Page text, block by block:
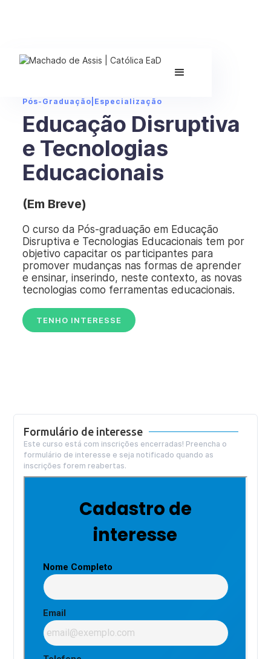
Pós-Graduação Especialização
Educação Disruptiva
e Tecnologias
Educacionais
(Em Breve)
O curso da Pós-graduação em Educação
Disruptiva e Tecnologias Educacionais tem por
objetivo capacitar os participantes para
promover mudanças nas formas de aprender
e ensinar, inserindo, neste contexto, as novas
tecnologias como ferramentas educacionais.
TENHO INTERESSE
Formulário de interesse
Este curso está com inscrições encerradas! Preencha o
formulário de interesse e seja notificado quando as
inscrições forem reabertas.